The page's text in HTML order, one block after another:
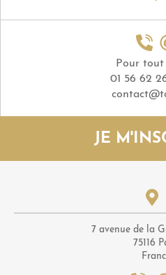
Pour tout
01 56 62
JE
7 avenue de la
75116